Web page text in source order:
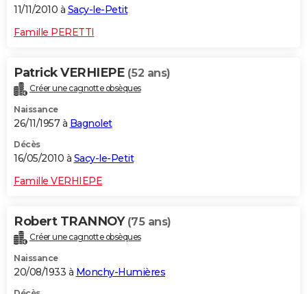
11/11/2010 à Sacy-le-Petit
Famille PERETTI
Patrick VERHIEPE (52 ans)
Créer une cagnotte obsèques
Naissance
26/11/1957 à Bagnolet
Décès
16/05/2010 à Sacy-le-Petit
Famille VERHIEPE
Robert TRANNOY (75 ans)
Créer une cagnotte obsèques
Naissance
20/08/1933 à Monchy-Humières